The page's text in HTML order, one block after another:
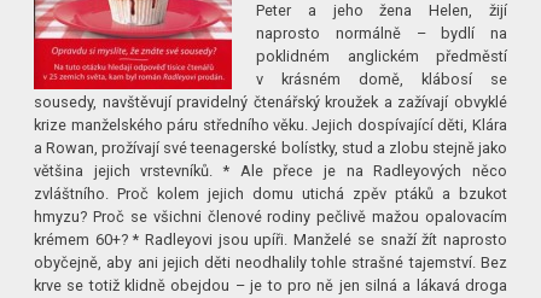
Peter a jeho žena Helen, žijí
naprosto normálně – bydlí na
poklidném anglickém předměstí
v krásném domě, klábosí se
sousedy, navštěvují pravidelný čtenářský kroužek a zažívají obvyklé
krize manželského páru středního věku. Jejich dospívající děti, Klára
a Rowan, prožívají své teenagerské bolístky, stud a zlobu stejně jako
většina jejich vrstevníků. * Ale přece je na Radleyových něco
zvláštního. Proč kolem jejich domu utichá zpěv ptáků a bzukot
hmyzu? Proč se všichni členové rodiny pečlivě mažou opalovacím
krémem 60+? * Radleyovi jsou upíři. Manželé se snaží žít naprosto
obyčejně, aby ani jejich děti neodhalily tohle strašné tajemství. Bez
krve se totiž klidně obejdou – je to pro ně jen silná a lákavá droga